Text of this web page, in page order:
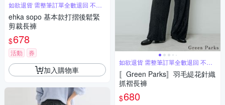
如欲退貨 需整筆訂單全數退回 不能
單退
ehka sopo 基本款打摺後鬆緊
剪裁長褲
$678
活動 券
加入購物車
如欲退貨 需整筆訂單全數退回 不能
單退
〚Green Parks〛羽毛緹花針織
抓褶長褲
$680